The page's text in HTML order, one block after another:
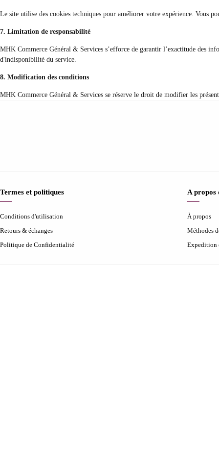
Le site utilise des cookies techniques pour améliorer votre expérience. Vous
7. Limitation de responsabilité
MHK Commerce Général & Services s’efforce de garantir l’exactitude des
d'indisponibilité du service.
8. Modification des conditions
MHK Commerce Général & Services se réserve le droit de modifier les
Termes et politiques
Conditions d'utilisation
Retours & échanges
Politique de Confidentialité
A propos
À propos
Méthodes
Expedition